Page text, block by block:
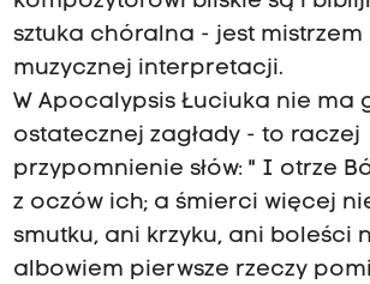
sztuka chóralna - jest mistrzem
muzycznej interpretacji.
W Apocalypsis Łuciuka nie ma
ostatecznej zagłady - to raczej
przypomnienie słów: " I otrze
z oczów ich; a śmierci więcej
smutku, ani krzyku, ani boleści
albowiem pierwsze rzeczy